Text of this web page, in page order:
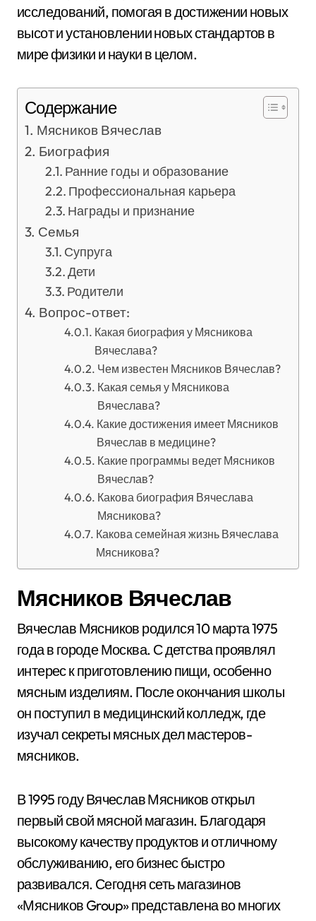
исследований, помогая в достижении новых
высот и установлении новых стандартов в
мире физики и науки в целом.
Содержание
Мясников Вячеслав
Биография
Ранние годы и образование
Профессиональная карьера
Награды и признание
Семья
Супруга
Дети
Родители
Вопрос-ответ:
Какая биография у Мясникова
Вячеслава?
Чем известен Мясников Вячеслав?
Какая семья у Мясникова
Вячеслава?
Какие достижения имеет Мясников
Вячеслав в медицине?
Какие программы ведет Мясников
Вячеслав?
Какова биография Вячеслава
Мясникова?
Какова семейная жизнь Вячеслава
Мясникова?
Мясников Вячеслав
Вячеслав Мясников родился 10 марта 1975
года в городе Москва. С детства проявлял
интерес к приготовлению пищи, особенно
мясным изделиям. После окончания школы
он поступил в медицинский колледж, где
изучал секреты мясных дел мастеров-
мясников.
В 1995 году Вячеслав Мясников открыл
первый свой мясной магазин. Благодаря
высокому качеству продуктов и отличному
обслуживанию, его бизнес быстро
развивался. Сегодня сеть магазинов
«Мясников Group» представлена во многих